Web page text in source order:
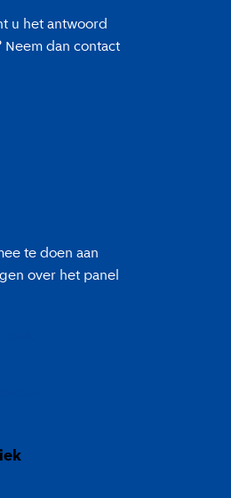
u het antwoord
Neem dan contact
te doen aan
over het panel